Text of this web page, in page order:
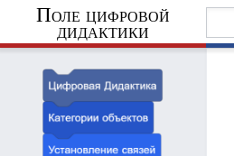
Поле цифровой
дидактики